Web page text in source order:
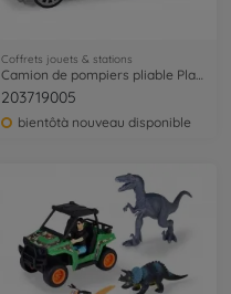
Coffrets jouets & stations
Camion de pompiers pliable Playset
203719005
bientôtà nouveau disponible